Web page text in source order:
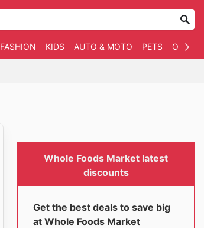
FASHION KIDS AUTO & MOTO PETS
Whole Foods Market latest
discounts
Get the best deals to save big
at Whole Foods Market